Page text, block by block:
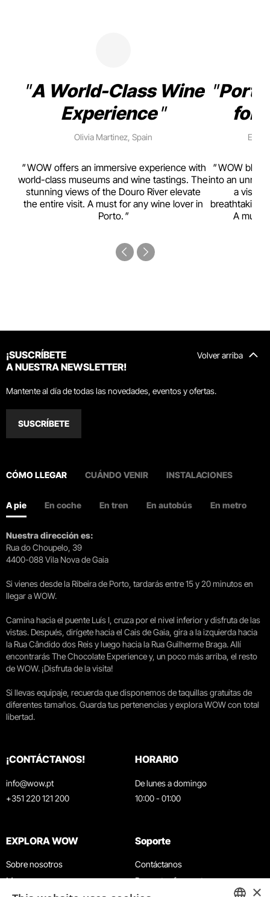
A World-Class Wine
Experience
Olivia Martinez, Spain
WOW offers an immersive experience with
world-class museums and wine tastings. The
stunning views of the Douro River elevate
the entire visit. A must for any wine lover in
Porto.
for
WOW
into an
a visual
breathtaking
A must-
Volver arriba
¡SUSCRÍBETE
A NUESTRA NEWSLETTER!
Mantente al día de todas las novedades, eventos y ofertas.
SUSCRÍBETE
CÓMO LLEGAR CUÁNDO VENIR INSTALACIONES
A pie En coche En tren En autobús En metro
Nuestra dirección es:
Rua do Choupelo, 39
4400-088 Vila Nova de Gaia
Si vienes desde la Ribeira de Porto, tardarás entre 15 y 20 minutos en
llegar a WOW.
Camina hacia el puente Luís I, cruza por el nivel inferior y disfruta de las
vistas. Después, dirígete hacia el Cais de Gaia, gira a la izquierda hacia
la Rua Cândido dos Reis y luego hacia la Rua Guilherme Braga. Allí
encontrarás The Chocolate Experience y, un poco más arriba, el resto
de WOW. ¡Disfruta de la visita!
Si llevas equipaje, recuerda que disponemos de taquillas gratuitas de
diferentes tamaños. Guarda tus pertenencias y explora WOW con total
libertad.
¡CONTÁCTANOS!
info@wow.pt
+351 220 121 200
HORARIO
De lunes a domingo
10:00 - 01:00
EXPLORA WOW
Sobre nosotros
Museos
Soporte
Contáctanos
Preguntas frecuentes
×